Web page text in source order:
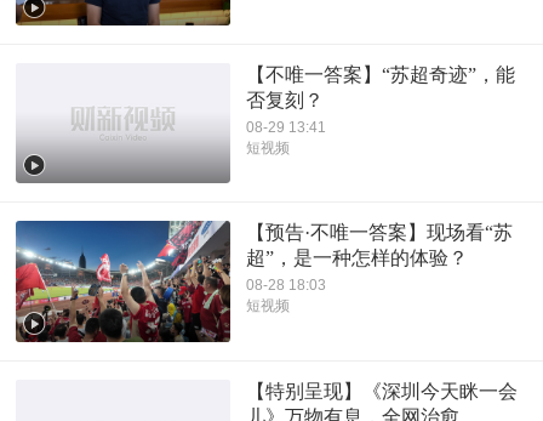
【不唯一答案】“苏超奇迹”，能
否复刻？
08-29 13:41
短视频
【预告·不唯一答案】现场看“苏
超”，是一种怎样的体验？
08-28 18:03
短视频
【特别呈现】《深圳今天眯一会
儿》万物有息，全网治愈